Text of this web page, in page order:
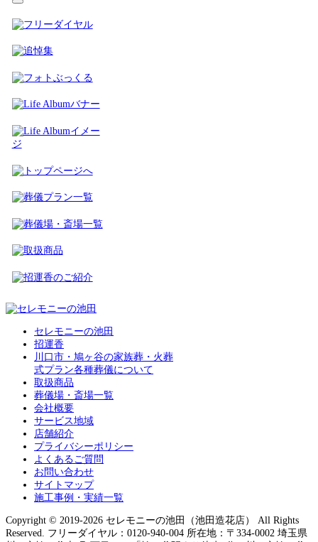
セレモニーの池田
招運香
川口市・鳩ヶ谷の家族葬・火葬
式プラン各種葬儀について
取扱商品
葬儀場・斎場一覧
会社概要
サービス地域
店舗紹介
プライバシーポリシー
よくあるご質問
お問い合わせ
サイトマップ
施工事例・実績一覧
Copyright © 2019-2026 セレモニーの池田（池田造花店） All Rights
Reserved. フリーダイヤル：0120-940-004 所在地：〒334-0002 埼玉県